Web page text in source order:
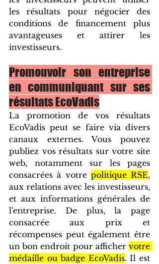
les résultats pour négocier des
conditions de financement plus
avantageuses et attirer les
investisseurs.
Promouvoir son entreprise
en communiquant sur ses
résultats EcoVadis
La promotion de vos résultats
EcoVadis peut se faire via divers
canaux externes. Vous pouvez
publiez vos résultats sur votre site
web, notamment sur les pages
consacrées à votre politique RSE,
aux relations avec les investisseurs,
et aux informations générales de
l'entreprise. De plus, la page
consacrée aux prix et
récompenses peut également être
un bon endroit pour afficher votre
médaille ou badge EcoVadis. Il est